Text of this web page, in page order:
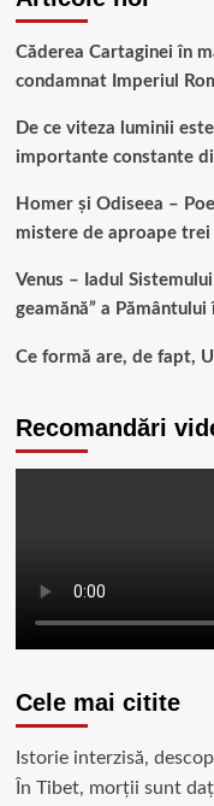
Căderea Cartaginei în
condamnat Imperiul
De ce viteza luminii
importante constante
Homer și Odiseea –
mistere de aproape trei
Venus – Iadul
geamănă” a
Ce formă are, de fapt,
Recomandări
Cele mai citite
Istorie interzisă,
În Tibet, morții sunt